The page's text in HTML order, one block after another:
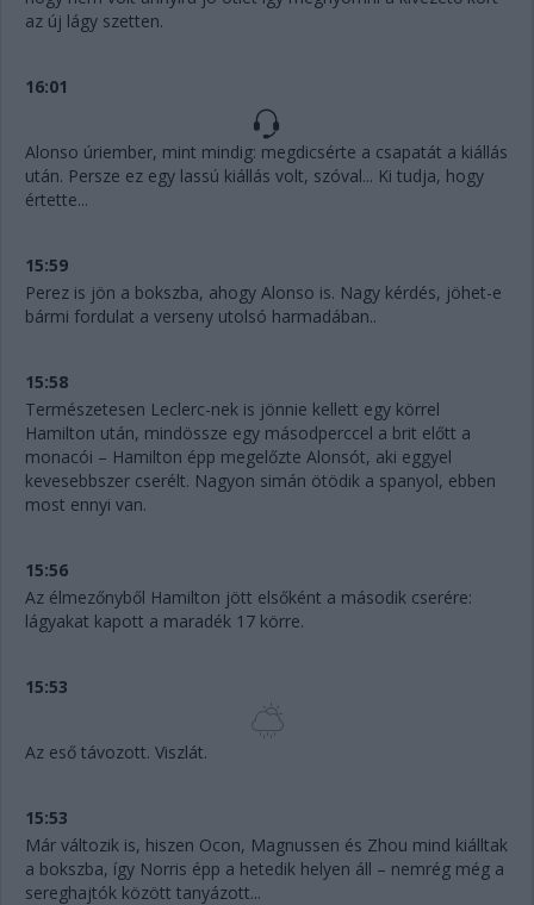
az új lágy szetten.
16:01
Alonso úriember, mint mindig: megdicsérte a csapatát a kiállás
után. Persze ez egy lassú kiállás volt, szóval... Ki tudja, hogy
értette...
15:59
Perez is jön a bokszba, ahogy Alonso is. Nagy kérdés, jöhet-e
bármi fordulat a verseny utolsó harmadában..
15:58
Természetesen Leclerc-nek is jönnie kellett egy körrel
Hamilton után, mindössze egy másodperccel a brit előtt a
monacói – Hamilton épp megelőzte Alonsót, aki eggyel
kevesebbszer cserélt. Nagyon simán ötödik a spanyol, ebben
most ennyi van.
15:56
Az élmezőnyből Hamilton jött elsőként a második cserére:
lágyakat kapott a maradék 17 körre.
15:53
Az eső távozott. Viszlát.
15:53
Már változik is, hiszen Ocon, Magnussen és Zhou mind kiálltak
a bokszba, így Norris épp a hetedik helyen áll – nemrég még a
sereghajtók között tanyázott...